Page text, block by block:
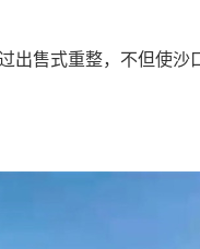
出售式重整，不但使